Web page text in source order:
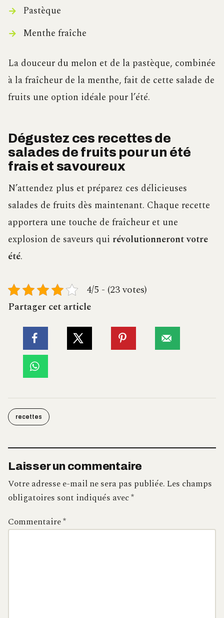
Pastèque
Menthe fraîche
La douceur du melon et de la pastèque, combinée
à la fraîcheur de la menthe, fait de cette salade de
fruits une option idéale pour l’été.
Dégustez ces recettes de
salades de fruits pour un été
frais et savoureux
N’attendez plus et préparez ces délicieuses
salades de fruits dès maintenant. Chaque recette
apportera une touche de fraîcheur et une
explosion de saveurs qui révolutionneront votre
été.
4/5 - (23 votes)
Partager cet article
recettes
Laisser un commentaire
Votre adresse e-mail ne sera pas publiée.Les champs
obligatoires sont indiqués avec*
Commentaire*